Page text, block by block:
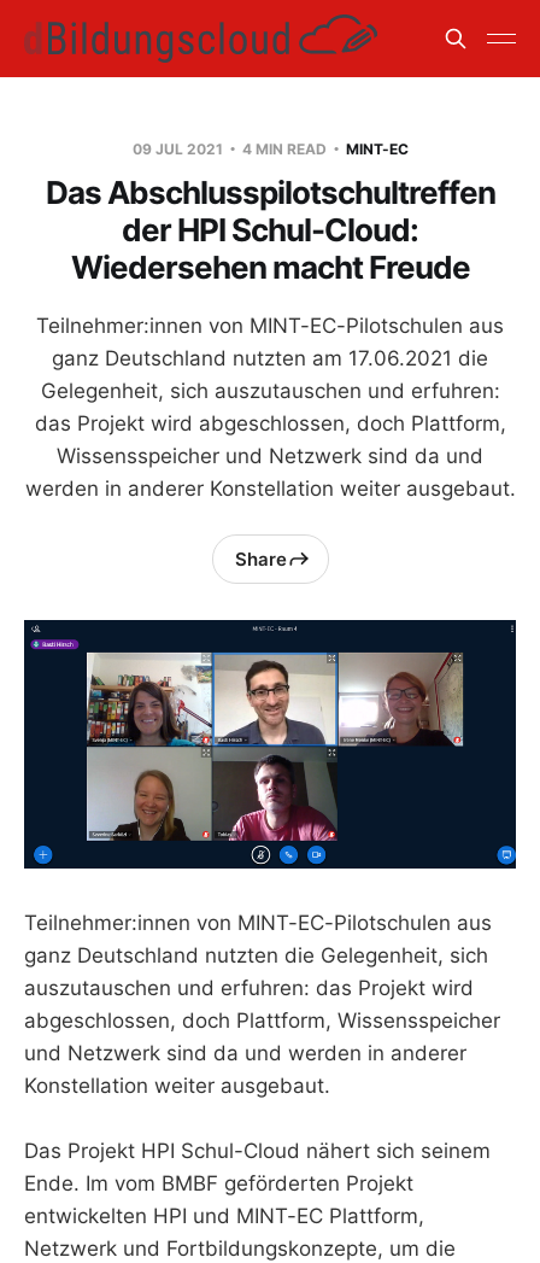
09 JUL 2021 4 MIN READ MINT-EC
Das Abschlusspilotschultreffen
der HPI Schul-Cloud:
Wiedersehen macht Freude
Teilnehmer:innen von MINT-EC-Pilotschulen aus
ganz Deutschland nutzten am 17.06.2021 die
Gelegenheit, sich auszutauschen und erfuhren:
das Projekt wird abgeschlossen, doch Plattform,
Wissensspeicher und Netzwerk sind da und
werden in anderer Konstellation weiter ausgebaut.
Share
Teilnehmer:innen von MINT-EC-Pilotschulen aus
ganz Deutschland nutzten die Gelegenheit, sich
auszutauschen und erfuhren: das Projekt wird
abgeschlossen, doch Plattform, Wissensspeicher
und Netzwerk sind da und werden in anderer
Konstellation weiter ausgebaut.
Das Projekt HPI Schul-Cloud nähert sich seinem
Ende. Im vom BMBF geförderten Projekt
entwickelten HPI und MINT-EC Plattform,
Netzwerk und Fortbildungskonzepte, um die